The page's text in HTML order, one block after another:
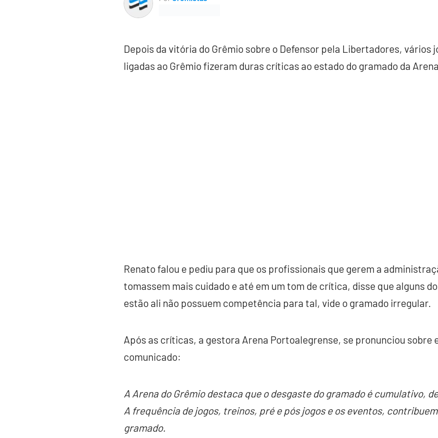
Depois da vitória do Grêmio sobre o Defensor pela Libertadores, vários
ligadas ao Grêmio fizeram duras críticas ao estado do gramado da
Renato falou e pediu para que os profissionais que gerem a
tomassem mais cuidado e até em um tom de crítica, disse que alguns
estão ali não possuem competência para tal, vide o gramado irregular.
Após as críticas, a gestora Arena Portoalegrense, se pronunciou sobre
comunicado:
A Arena do Grêmio destaca que o desgaste do gramado é cumulativo,
A frequência de jogos, treinos, pré e pós jogos e os eventos,
gramado.